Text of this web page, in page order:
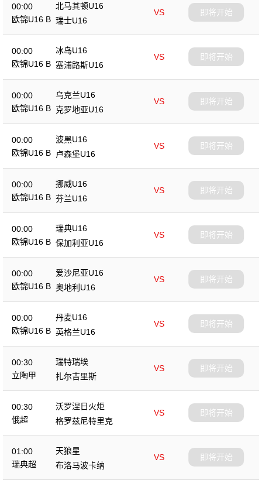
00:00
欧锦U16 B
北马其顿U16
VS
瑞士U16
即将开始
00:00
欧锦U16 B
冰岛U16
VS
塞浦路斯U16
即将开始
00:00
欧锦U16 B
乌克兰U16
VS
克罗地亚U16
即将开始
00:00
欧锦U16 B
波黑U16
VS
卢森堡U16
即将开始
00:00
欧锦U16 B
挪威U16
VS
芬兰U16
即将开始
00:00
欧锦U16 B
瑞典U16
VS
保加利亚U16
即将开始
00:00
欧锦U16 B
爱沙尼亚U16
VS
奥地利U16
即将开始
00:00
欧锦U16 B
丹麦U16
VS
英格兰U16
即将开始
00:30
立陶甲
瑞特瑞埃
VS
扎尔吉里斯
即将开始
00:30
俄超
沃罗涅日火炬
VS
格罗兹尼特里克
即将开始
01:00
瑞典超
天狼星
VS
布洛马波卡纳
即将开始